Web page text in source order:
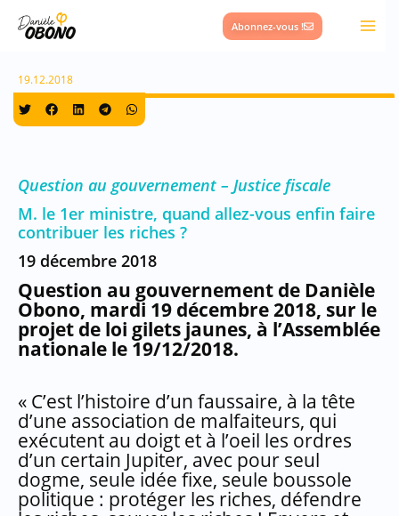
Abonnez-vous !
19.12.2018
Question au gouvernement – Justice fiscale
M. le 1er ministre, quand allez-vous enfin faire
contribuer les riches ?
19 décembre 2018
Question au gouvernement de Danièle
Obono, mardi 19 décembre 2018, sur le
projet de loi gilets jaunes, à l’Assemblée
nationale le 19/12/2018.
« C’est l’histoire d’un faussaire, à la tête
d’une association de malfaiteurs, qui
exécutent au doigt et à l’oeil les ordres
d’un certain Jupiter, avec pour seul
dogme, seule idée fixe, seule boussole
politique : protéger les riches, défendre